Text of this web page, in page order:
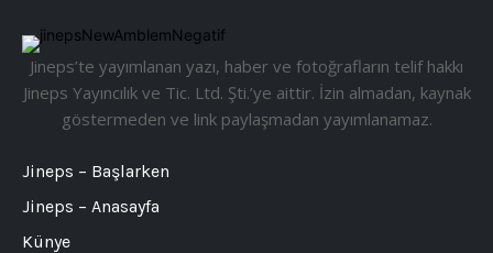
Jineps’te yayımlanan yazı, haber ve fotoğrafların telif hakkı
Jineps Yayıncılık ve Tic. Ltd. Şti.’ye aittir. İzin almadan, kaynak
göstermeden ve link paylaşmadan yayımlanamaz.
Jineps – Başlarken
Jineps – Anasayfa
Künye